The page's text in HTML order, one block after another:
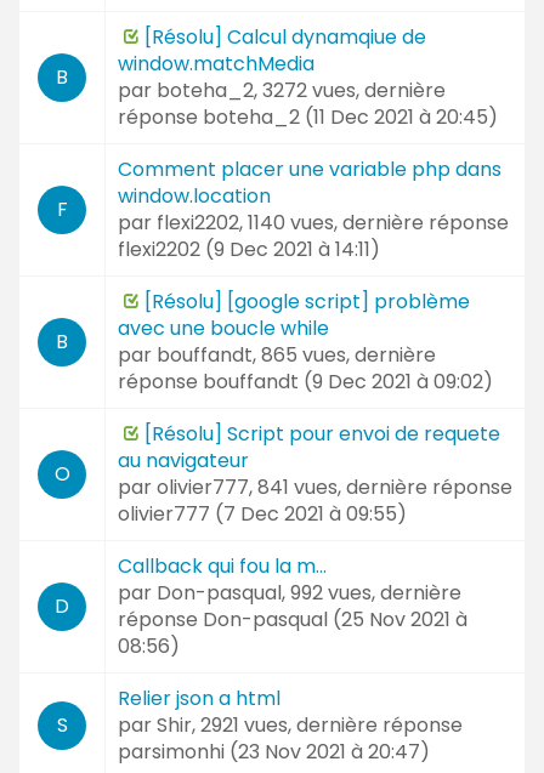
B
[Résolu] Calcul dynamqiue de
window.matchMedia
par boteha_2, 3272 vues, dernière
réponse boteha_2 (11 Dec 2021 à 20:45)
F
Comment placer une variable php dans
window.location
par flexi2202, 1140 vues, dernière réponse
flexi2202 (9 Dec 2021 à 14:11)
B
[Résolu] [google script] problème
avec une boucle while
par bouffandt, 865 vues, dernière
réponse bouffandt (9 Dec 2021 à 09:02)
O
[Résolu] Script pour envoi de requete
au navigateur
parolivier777, 841 vues, dernière réponse
olivier777 (7 Dec 2021 à 09:55)
D
Callback qui fou la m...
par Don-pasqual, 992 vues, dernière
réponse Don-pasqual (25 Nov 2021 à
08:56)
S
Relier json a html
parShir, 2921 vues, dernière réponse
parsimonhi (23 Nov 2021 à 20:47)